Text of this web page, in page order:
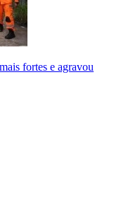
fortes e agravou